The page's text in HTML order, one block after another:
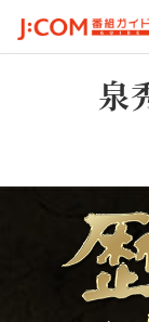
泉